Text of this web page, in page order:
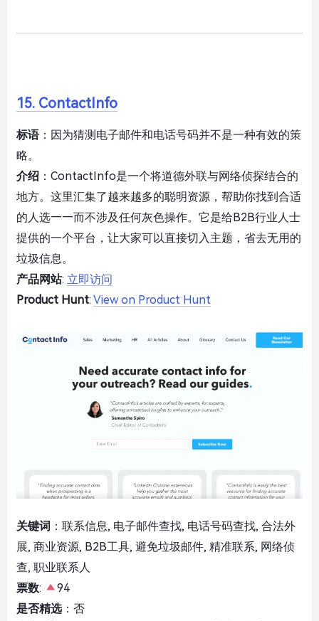
15. ContactInfo
标语：因为猜测电子邮件和电话号码并不是一种有效的策
略。
介绍 ：ContactInfo是一个将道德外联与网络侦探结合的
地方。这里汇集了越来越多的聪明资源，帮助你找到合适
的人选——而不涉及任何灰色操作。它是给B2B行业人士
提供的一个平台，让大家可以直接切入主题，省去无用的
垃圾信息。
产品网站: 立即访问
Product Hunt: View on Product Hunt
关键词 ：联系信息, 电子邮件查找, 电话号码查找, 合法外
展, 商业资源, B2B工具, 避免垃圾邮件, 精准联系, 网络侦
查, 职业联系人
票数:
94
是否精选：否